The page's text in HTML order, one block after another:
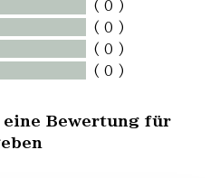
( 0 )
( 0 )
( 0 )
( 0 )
eine Bewertung für